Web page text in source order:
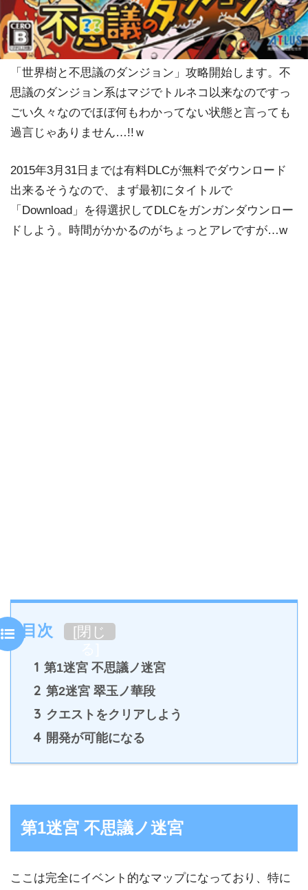
「世界樹と不思議のダンジョン」攻略開始します。不
思議のダンジョン系はマジでトルネコ以来なのですっ
ごい久々なのでほぼ何もわかってない状態と言っても
過言じゃありません…!!ｗ
2015年3月31日までは有料DLCが無料でダウンロード
出来るそうなので、まず最初にタイトルで
「Download」を得選択してDLCをガンガンダウンロー
ドしよう。時間がかかるのがちょっとアレですが…w
目次 [閉じ
1 第1迷宮 不思議ノ迷宮
2 第2迷宮 翠玉ノ華段
3 クエストをクリアしよう
4 開発が可能になる
第1迷宮 不思議ノ迷宮
ここは完全にイベント的なマップになっており、特に